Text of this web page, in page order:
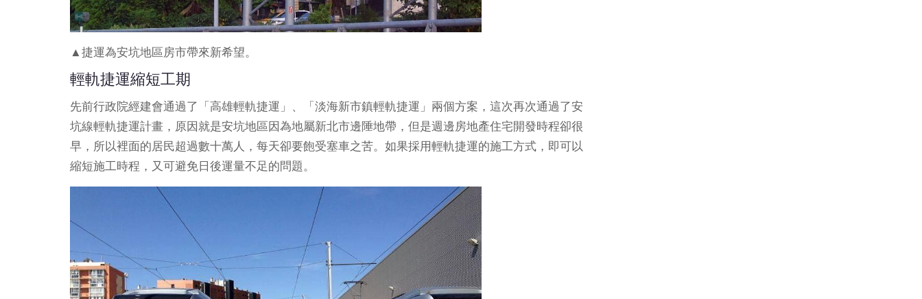
▲捷運為安坑地區房市帶來新希望。
輕軌捷運縮短工期
先前行政院經建會通過了「高雄輕軌捷運」、「淡海新市鎮輕軌捷運」兩個方案，這次再次通過了安
坑線輕軌捷運計畫，原因就是安坑地區因為地屬新北市邊陲地帶，但是週邊房地產住宅開發時程卻很
早，所以裡面的居民超過數十萬人，每天卻要飽受塞車之苦。如果採用輕軌捷運的施工方式，即可以
縮短施工時程，又可避免日後運量不足的問題。